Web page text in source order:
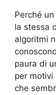
Perché
la stessa
algoritmi
paura di
per motivi
che